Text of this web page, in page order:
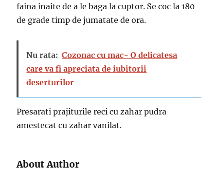
faina inaite de a le baga la cuptor. Se coc la 180
de grade timp de jumatate de ora.
Nu rata: Cozonac cu mac- O delicatesa
care va fi apreciata de iubitorii
deserturilor
Presarati prajiturile reci cu zahar pudra
amestecat cu zahar vanilat.
About Author